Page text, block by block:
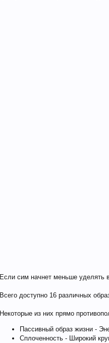
Если сим начнет меньше уделять
Всего доступно 16 различных
Некоторые из них прямо
Пассивный образ жизни -
Сплоченность - Широкий